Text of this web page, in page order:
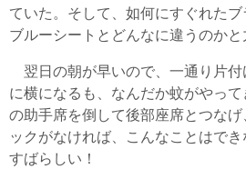
ていた。そして、如何にすぐれた
ブルーシートとどんなに違うのかと
翌日の朝が早いので、一通り片付
に横になるも、なんだか蚊がやっ
の助手席を倒して後部座席とつな
ックがなければ、こんなことはで
すばらしい！